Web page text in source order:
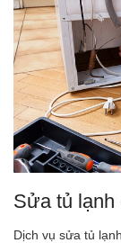
Sửa tủ lạnh
Dịch vụ sửa tủ